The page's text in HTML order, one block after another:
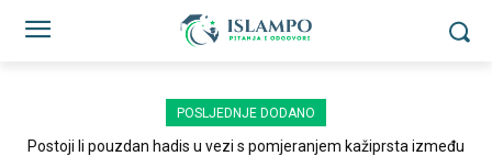
POSLJEDNJE DODANO
Postoji li pouzdan hadis u vezi s pomjeranjem kažiprsta između